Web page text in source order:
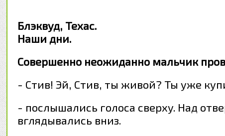
Блэквуд, Техас.
Наши дни.
Совершенно неожиданно мальчик
- Стив! Эй, Стив, ты живой? Ты уже
- послышались голоса сверху. Над
вглядывались вниз.